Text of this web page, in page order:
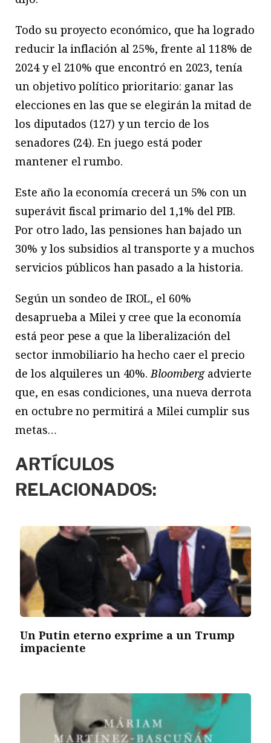
Todo su proyecto económico, que ha logrado
reducir la inflación al 25%, frente al 118% de
2024 y el 210% que encontró en 2023, tenía
un objetivo político prioritario: ganar las
elecciones en las que se elegirán la mitad de
los diputados (127) y un tercio de los
senadores (24). En juego está poder
mantener el rumbo.
Este año la economía crecerá un 5% con un
superávit fiscal primario del 1,1% del PIB.
Por otro lado, las pensiones han bajado un
30% y los subsidios al transporte y a muchos
servicios públicos han pasado a la historia.
Según un sondeo de IROL, el 60%
desaprueba a Milei y cree que la economía
está peor pese a que la liberalización del
sector inmobiliario ha hecho caer el precio
de los alquileres un 40%.Bloomberg advierte
que, en esas condiciones, una nueva derrota
en octubre no permitirá a Milei cumplir sus
metas…
ARTÍCULOS
RELACIONADOS:
Un Putin eterno exprime a un Trump
impaciente